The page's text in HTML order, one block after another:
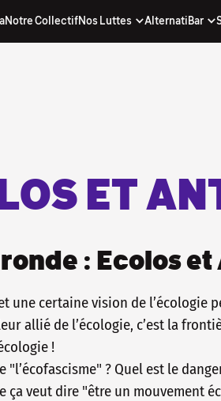
Notre CollectifNos Luttes AlternatiBar
ET
: Ecolos et
une certaine vision de
allié de l’écologie, c’est la
!
"l’écofascisme" ? Quel est le
ça veut dire "être un mouvement